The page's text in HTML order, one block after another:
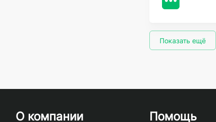
Показать ещё
О компании Помощь